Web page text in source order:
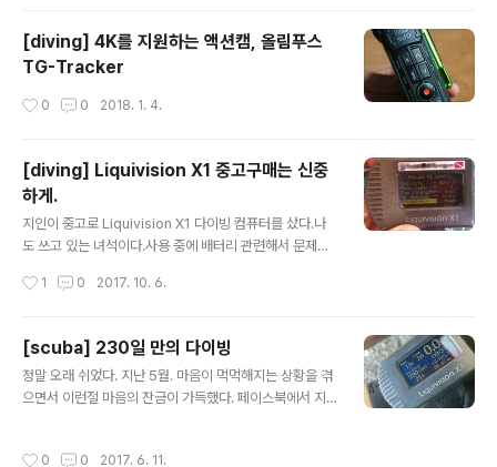
[diving] 4K를 지원하는 액션캠, 올림푸스
TG-Tracker
0 0 2018. 1. 4.
[diving] Liquivision X1 중고구매는 신중
하게.
지인이 중고로 Liquivision X1 다이빙 컴퓨터를 샀다.나
도 쓰고 있는 녀석이다.사용 중에 배터리 관련해서 문제가
이후에는 아직까지는 잘 사용하고 있다. 이 컴퓨터의 밝기
읽을 수 있지만 실제로 다이빙하는 동안에는 사용할 수가
없을 정도였다. 그래서 제조사(http://www.liquivision.c
om/en/all-products)를 찾아봤지만 이제 Liquivision
1 0 2017. 10. 6.
[scuba] 230일 만의 다이빙
정말 오래 쉬었다. 지난 5월. 마음이 먹먹해지는 상황을 겪
으면서 이런절 마음의 잔금이 가득했다. 페이스북에서 지
0 0 2017. 6. 11.